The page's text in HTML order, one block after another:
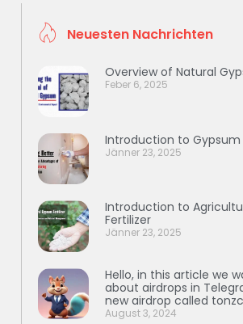
Neuesten Nachrichten
Overview of Natural
Feber 6, 2025
Introduction to Gypsum
Jänner 23, 2025
Introduction to
Fertilizer
Jänner 23, 2025
Hello, in this article we
about airdrops in
new airdrop called
August 3, 2024